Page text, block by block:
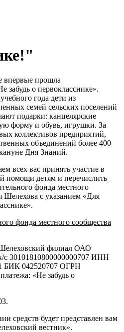
впервые прошла
забудь о первокласснике».
года дети из
семей сельских поселений
подарки: канцелярские
форму и обувь, игрушки. За
коллективов предприятий,
объединений более 400
Дня Знаний.
всех вас принять участие в
помощи детям и перечислить
фонда местного
Шелехова с указанием «Для
фонда местного сообщества
филиал ОАО
с 30101810800000000707 ИНН
БИК 042520707 ОГРН
«Не забудь о
средств будет представлен вам
вестник».